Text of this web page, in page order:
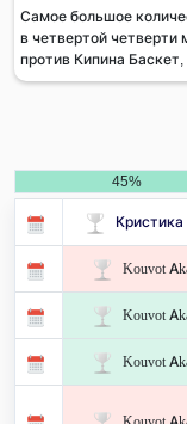
Самое большое
в четвертой четверти
против Кипина
45%
Кристика
Kouvot
Kouvot
Kouvot